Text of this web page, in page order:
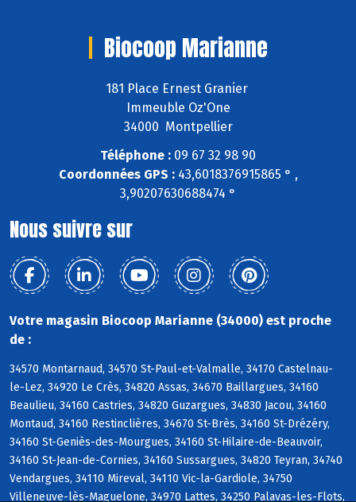
Biocoop Marianne
181 Place Ernest Granier
Immeuble Oz'One
34000 Montpellier
Téléphone : 09 67 32 98 90
Coordonnées GPS :43,6018376915865 ° ,
3,90207630688474 °
Nous suivre sur
Votre magasin Biocoop Marianne (34000) est proche
de :
34570 Montarnaud, 34570 St-Paul-et-Valmalle, 34170 Castelnau-
le-Lez, 34920 Le Crès, 34820 Assas, 34670 Baillargues, 34160
Beaulieu, 34160 Castries, 34820 Guzargues, 34830 Jacou, 34160
Montaud, 34160 Restinclières, 34670 St-Brès, 34160 St-Drézéry,
34160 St-Geniès-des-Mourgues, 34160 St-Hilaire-de-Beauvoir,
34160 St-Jean-de-Cornies, 34160 Sussargues, 34820 Teyran, 34740
Vendargues, 34110 Mireval, 34110 Vic-la-Gardiole, 34750
Villeneuve-lès-Maguelone, 34970 Lattes, 34250 Palavas-les-Flots,